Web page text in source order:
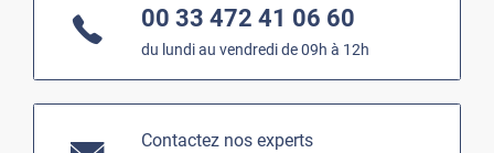
00 33 472 41 06 60
du lundi au vendredi de 09h à 12h
Contactez nos experts